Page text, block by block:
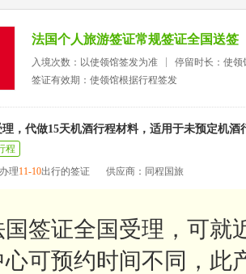
法国个人旅游签证常规签证全国送签
入境次数：以使领馆签发为准
停留时长：使领
签证有效期：使领馆根据行程签发
理，代做15天机酒行程材料，适用于未预定机酒
程
理11-10出行的签证 供应商：同程国旅
签证全国受理，可就
可预约时间不同，此